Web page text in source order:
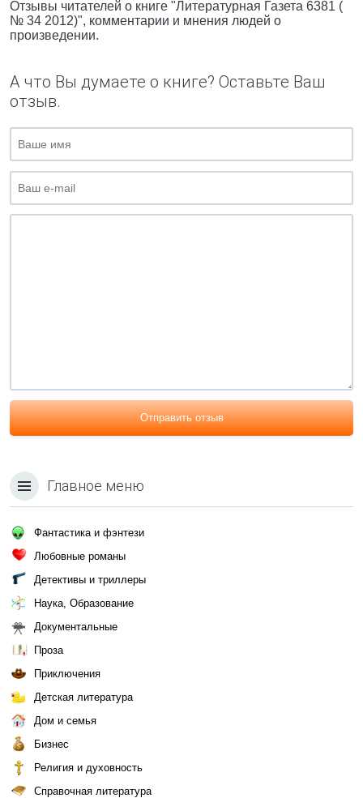
Отзывы читателей о книге "Литературная Газета 6381 (
№ 34 2012)", комментарии и мнения людей о
произведении.
А что Вы думаете о книге? Оставьте Ваш
отзыв.
Отправить отзыв
Главное меню
Фантастика и фэнтези
Любовные романы
Детективы и триллеры
Наука, Образование
Документальные
Проза
Приключения
Детская литература
Дом и семья
Бизнес
Религия и духовность
Справочная литература